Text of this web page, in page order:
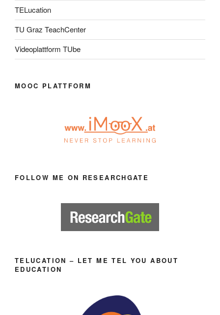
TELucation
TU Graz TeachCenter
Videoplattform TUbe
MOOC PLATTFORM
FOLLOW ME ON RESEARCHGATE
TELUCATION – LET ME TEL YOU ABOUT
EDUCATION